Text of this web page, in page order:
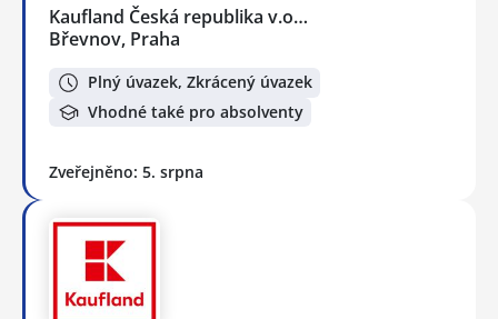
Kaufland Česká republika v.o…
Břevnov, Praha
Plný úvazek, Zkrácený úvazek
Vhodné také pro absolventy
Zveřejněno: 5. srpna